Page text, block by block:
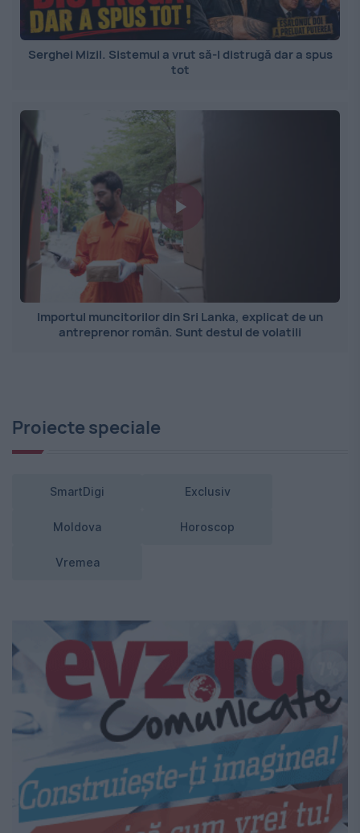
Serghei Mizil. Sistemul a vrut să-l distrugă dar a spus
tot
Importul muncitorilor din Sri Lanka, explicat de un
antreprenor român. Sunt destul de volatili
Proiecte speciale
SmartDigi Exclusiv
Moldova Horoscop
Vremea